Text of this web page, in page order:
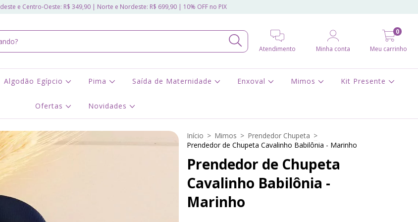
e Centro-Oeste: R$ 349,90 | Norte e Nordeste: R$ 699,90 | 10% OFF no PIX
Atendimento Minha conta Meu carrinho
0
Algodão Egípcio Pima Saída de Maternidade Enxoval Mimos Kit Presente
Ofertas Novidades
Início > Mimos > Prendedor Chupeta >
Prendedor de Chupeta Cavalinho Babilônia - Marinho
Prendedor de Chupeta
Cavalinho Babilônia -
Marinho